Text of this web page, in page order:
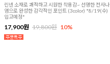
린넨 소재로 쾌적하고 시원한 착용감~ 선명한 전사나
염으로 완성한 감각적인 포인트 (3color) *8/19(수)
입고예정*
17,900원 19,800원 10%